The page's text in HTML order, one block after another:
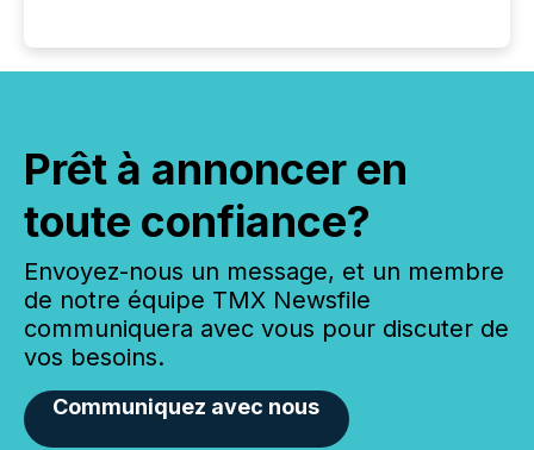
Prêt à annoncer en
toute confiance?
Envoyez-nous un message, et un membre
de notre équipe TMX Newsfile
communiquera avec vous pour discuter de
vos besoins.
Communiquez avec nous